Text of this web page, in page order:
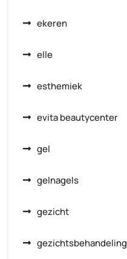
ekeren
elle
esthemiek
evita beautycenter
gel
gelnagels
gezicht
gezichtsbehandeling